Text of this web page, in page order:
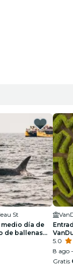
St
medio día de
de ballenas
5.0
8 ago
Gratis